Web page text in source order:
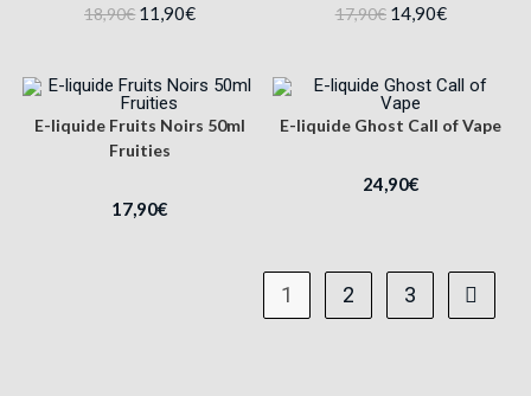
18,90€ 11,90€ 17,90€ 14,90€
E-liquide Fruits Noirs 50ml
Fruities
17,90€
E-liquide Ghost Call of Vape
24,90€
1 2 3